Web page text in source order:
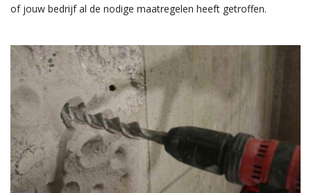
of jouw bedrijf al de nodige maatregelen heeft getroffen.